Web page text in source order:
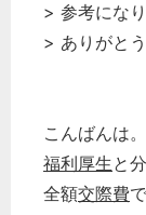
> 参考にな
> ありがと
こんばんは。
福利厚生と
全額交際費